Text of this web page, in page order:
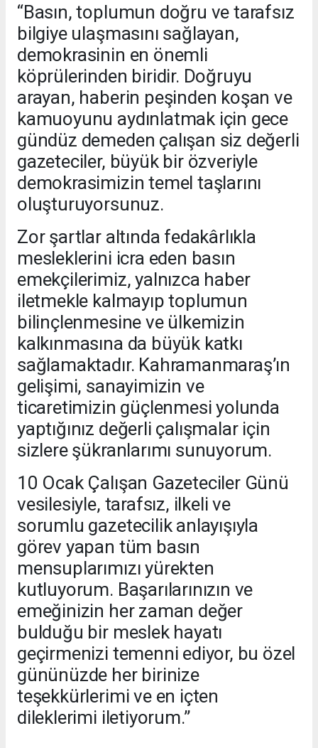
“Basın, toplumun doğru ve tarafsız
bilgiye ulaşmasını sağlayan,
demokrasinin en önemli
köprülerinden biridir. Doğruyu
arayan, haberin peşinden koşan ve
kamuoyunu aydınlatmak için gece
gündüz demeden çalışan siz değerli
gazeteciler, büyük bir özveriyle
demokrasimizin temel taşlarını
oluşturuyorsunuz.
Zor şartlar altında fedakârlıkla
mesleklerini icra eden basın
emekçilerimiz, yalnızca haber
iletmekle kalmayıp toplumun
bilinçlenmesine ve ülkemizin
kalkınmasına da büyük katkı
sağlamaktadır. Kahramanmaraş’ın
gelişimi, sanayimizin ve
ticaretimizin güçlenmesi yolunda
yaptığınız değerli çalışmalar için
sizlere şükranlarımı sunuyorum.
10 Ocak Çalışan Gazeteciler Günü
vesilesiyle, tarafsız, ilkeli ve
sorumlu gazetecilik anlayışıyla
görev yapan tüm basın
mensuplarımızı yürekten
kutluyorum. Başarılarınızın ve
emeğinizin her zaman değer
bulduğu bir meslek hayatı
geçirmenizi temenni ediyor, bu özel
gününüzde her birinize
teşekkürlerimi ve en içten
dileklerimi iletiyorum.”